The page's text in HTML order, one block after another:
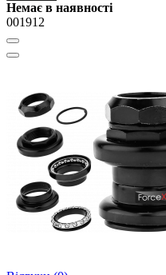
Немає в наявності
001912